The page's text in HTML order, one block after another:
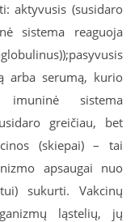
aktyvusis (susidaro
sistema reaguoja
arba serumą, kurio
sistema
greičiau, bet
(skiepai) – tai
apsaugai nuo
sukurti. Vakcinų
ląstelių, jų